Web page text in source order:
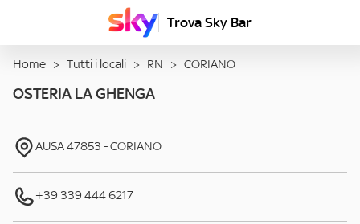
Trova Sky Bar
Home > Tutti i locali > RN > CORIANO
OSTERIA LA GHENGA
AUSA47853 -CORIANO
+39 339 444 6217